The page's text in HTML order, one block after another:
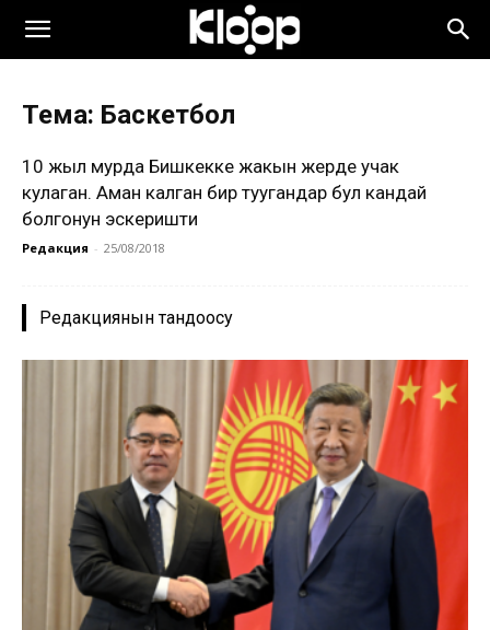
Тема: Баскетбол
10 жыл мурда Бишкекке жакын жерде учак
кулаган. Аман калган бир туугандар бул кандай
болгонун эскеришти
Редакция - 25/08/2018
Редакциянын тандоосу